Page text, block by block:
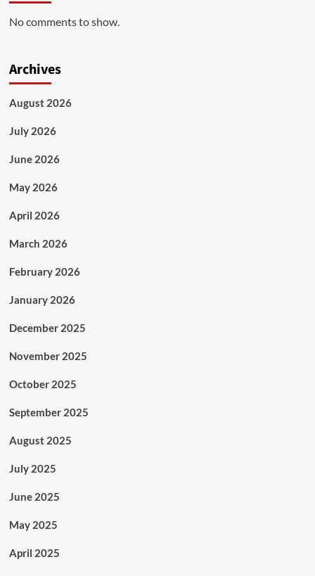
No comments to show.
Archives
August 2026
July 2026
June 2026
May 2026
April 2026
March 2026
February 2026
January 2026
December 2025
November 2025
October 2025
September 2025
August 2025
July 2025
June 2025
May 2025
April 2025